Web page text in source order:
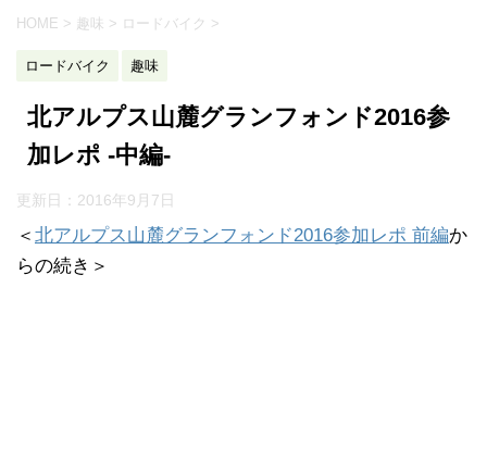
HOME > 趣味 > ロードバイク >
ロードバイク 趣味
北アルプス山麓グランフォンド2016参
加レポ -中編-
更新日： 2016年9月7日
＜ 北アルプス山麓グランフォンド2016参加レポ 前編か
らの続き＞